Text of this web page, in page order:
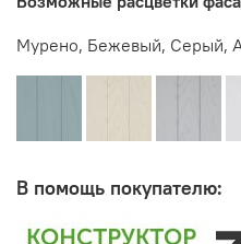
Мебельная фабрика
Мурено, Бежевый, Серый,
В помощь покупателю: